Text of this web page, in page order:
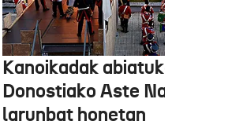
Kanoikadak abiatuko du
Donostiako Aste Nagusia
larunbat honetan